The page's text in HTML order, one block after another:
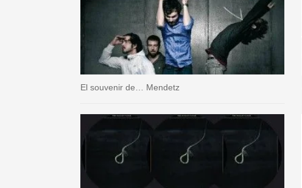
El souvenir de… Mendetz